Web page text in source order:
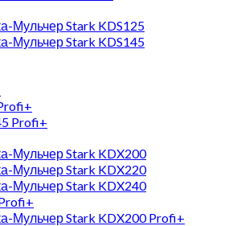
Мульчер Stark KDS125
Мульчер Stark KDS145
Profi+
Мульчер Stark KDX200
Мульчер Stark KDX220
Мульчер Stark KDX240
Мульчер Stark KDX200 Profi+